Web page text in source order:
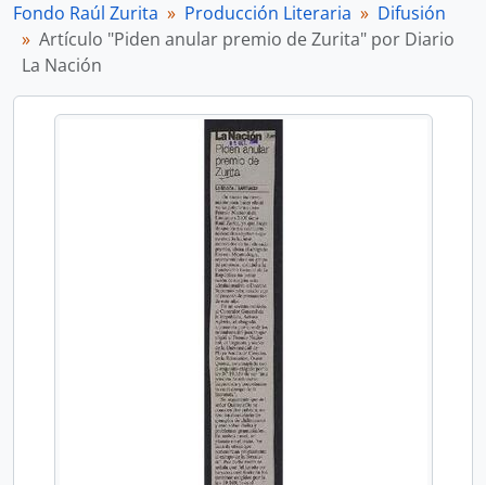
Fondo Raúl Zurita Producción Literaria
Difusión
Artículo "Piden anular premio de Zurita" por Diario
La Nación